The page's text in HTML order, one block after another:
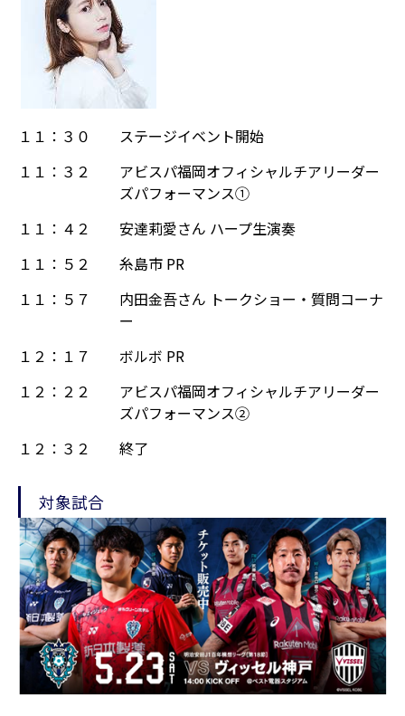
１１：３０
ステージイベント開始
１１：３２
アビスパ福岡オフィシャルチアリーダー
ズパフォーマンス①
１１：４２
安達莉愛さん ハープ生演奏
１１：５２
糸島市 PR
１１：５７
内田金吾さん トークショー・質問コーナ
ー
１２：１７
ボルボ PR
１２：２２
アビスパ福岡オフィシャルチアリーダー
ズパフォーマンス②
１２：３２
終了
対象試合